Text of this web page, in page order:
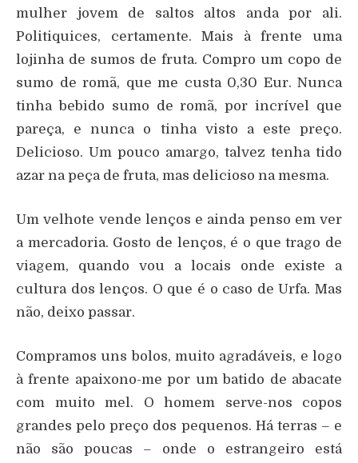
mulher jovem de saltos altos anda por ali.
Politiquices, certamente. Mais à frente uma
lojinha de sumos de fruta. Compro um copo de
sumo de romã, que me custa 0,30 Eur. Nunca
tinha bebido sumo de romã, por incrível que
pareça, e nunca o tinha visto a este preço.
Delicioso. Um pouco amargo, talvez tenha tido
azar na peça de fruta, mas delicioso na mesma.
Um velhote vende lenços e ainda penso em ver
a mercadoria. Gosto de lenços, é o que trago de
viagem, quando vou a locais onde existe a
cultura dos lenços. O que é o caso de Urfa. Mas
não, deixo passar.
Compramos uns bolos, muito agradáveis, e logo
à frente apaixono-me por um batido de abacate
com muito mel. O homem serve-nos copos
grandes pelo preço dos pequenos. Há terras – e
não são poucas – onde o estrangeiro está